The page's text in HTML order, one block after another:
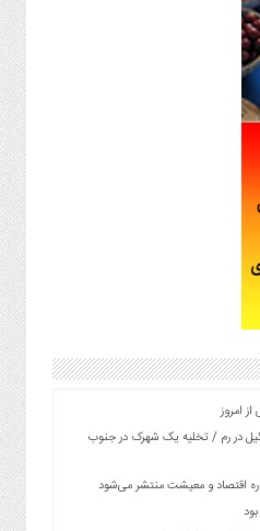
در رم / تخلیه یک شهرک در جنوب
اقتصاد و معیشت منتشر می‌شود